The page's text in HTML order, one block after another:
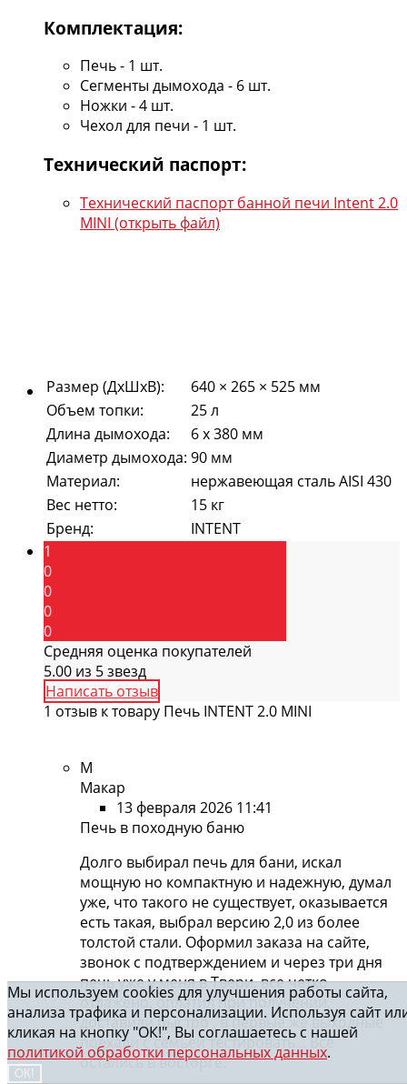
Комплектация:
Печь - 1 шт.
Сегменты дымохода - 6 шт.
Ножки - 4 шт.
Чехол для печи - 1 шт.
Технический паспорт:
Технический паспорт банной печи Intent 2.0
MINI (открыть файл)
Размер (ДхШхВ):
640 × 265 × 525 мм
Объем топки:
25 л
Длина дымохода:
6 х 380 мм
Диаметр дымохода: 90 мм
Материал:
нержавеющая сталь AISI 430
Вес нетто:
15 кг
Бренд:
INTENT
1
0
0
0
0
Средняя оценка покупателей
5.00 из 5 звезд
Написать отзыв
1 отзыв к товару Печь INTENT 2.0 MINI
М
Макар
13 февраля 2026 11:41
Печь в походную баню
Долго выбирал печь для бани, искал
мощную но компактную и надежную, думал
уже, что такого не существует, оказывается
есть такая, выбрал версию 2,0 из более
толстой стали. Оформил заказа на сайте,
звонок с подтверждением и через три дня
печь уже у меня в Твери, все четко
отлажено, оплатил при получении,
доставили быстро , в первые же выходные
поехали с семьей тестировать... Все
остались в восторге.
Мы используем cookies для улучшения работы сайта,
анализа трафика и персонализации. Используя сайт
кликая на кнопку "ОК!", Вы соглашаетесь с нашей
политикой обработки персональных данных.
ОК!